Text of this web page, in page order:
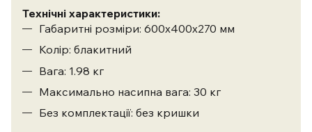
Технічні характеристики:
Габаритні розміри: 600х400х270 мм
Колір: блакитний
Вага: 1.98 кг
Максимально насипна вага: 30 кг
Без комплектації: без кришки